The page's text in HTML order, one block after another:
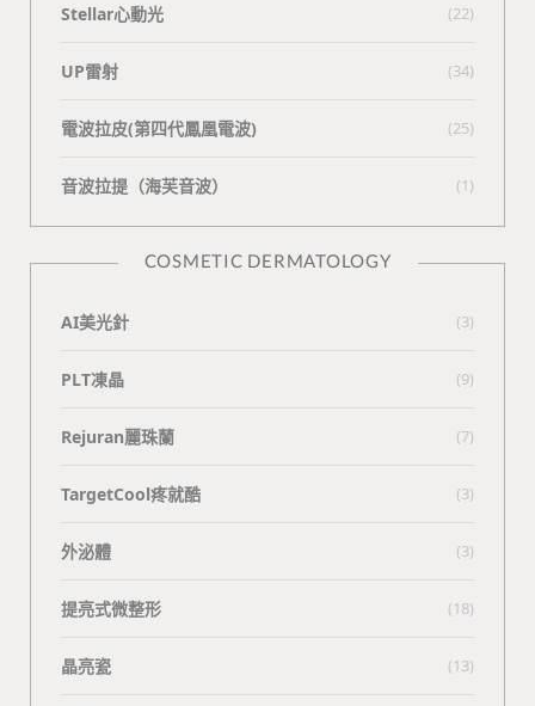
Stellar心動光 (22)
UP雷射 (34)
電波拉皮(第四代鳳凰電波) (25)
⾳波拉提（海芙⾳波） (1)
COSMETIC DERMATOLOGY
AI美光針 (3)
PLT凍晶 (9)
Rejuran麗珠蘭 (7)
TargetCool疼就酷 (3)
外泌體 (3)
提亮式微整形 (18)
晶亮瓷 (13)